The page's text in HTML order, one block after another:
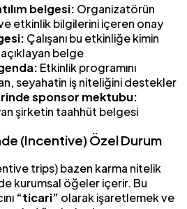
belgesi: Organizatörün
etkinlik bilgilerini içeren onay
Çalışanı bu etkinliğe kimin
belge
Etkinlik programını
seyahatin iş niteliğini destekler
sponsor mektubu:
şirketin taahhüt belgesi
(Incentive) Özel Durum
trips) bazen karma nitelik
kurumsal öğeler içerir. Bu
“ticari” olarak işaretlemek ve